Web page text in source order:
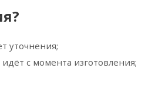
уточнения;
с момента изготовления;